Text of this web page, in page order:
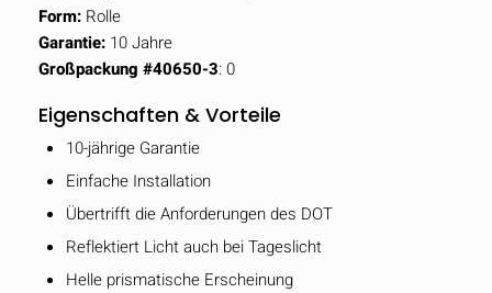
Form: Rolle
Garantie: 10 Jahre
Großpackung #40650-3: 0
Eigenschaften & Vorteile
10-jährige Garantie
Einfache Installation
Übertrifft die Anforderungen des DOT
Reflektiert Licht auch bei Tageslicht
Helle prismatische Erscheinung